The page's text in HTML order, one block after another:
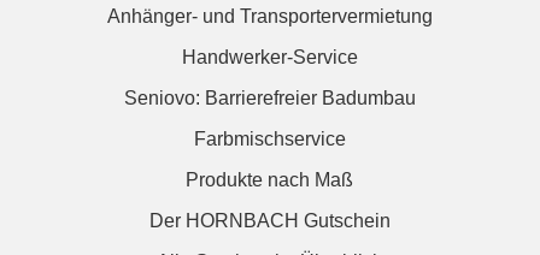
Anhänger- und Transportervermietung
Handwerker-Service
Seniovo: Barrierefreier Badumbau
Farbmischservice
Produkte nach Maß
Der HORNBACH Gutschein